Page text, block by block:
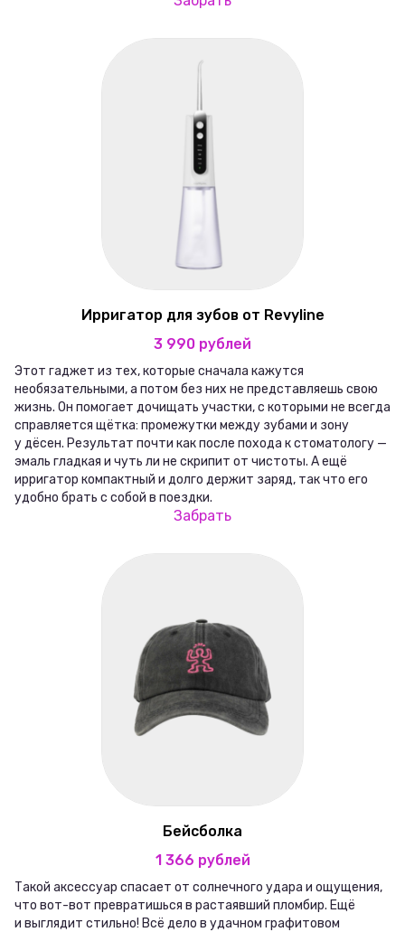
Ирригатор для зубов от Revyline
3 990 рублей
Этот гаджет из тех, которые сначала кажутся
необязательными, а потом без них не представляешь свою
жизнь. Он помогает дочищать участки, с которыми не всегда
справляется щётка: промежутки между зубами и зону
у дёсен. Результат почти как после похода к стоматологу —
эмаль гладкая и чуть ли не скрипит от чистоты. А ещё
ирригатор компактный и долго держит заряд, так что его
удобно брать с собой в поездки.
Забрать
Бейсболка
1 366 рублей
Такой аксессуар спасает от солнечного удара и ощущения,
что вот-вот превратишься в растаявший пломбир. Ещё
и выглядит стильно! Всё дело в удачном графитовом